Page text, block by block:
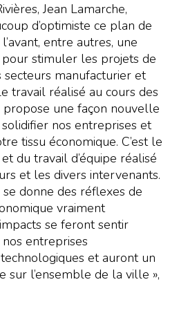
Jean Lamarche,
d’optimiste ce plan de
entre autres, une
stimuler les projets de
secteurs manufacturier et
travail réalisé au cours des
propose une façon nouvelle
nos entreprises et
tissu économique. C’est le
du travail d’équipe réalisé
et les divers intervenants.
donne des réflexes de
vraiment
se feront sentir
entreprises
et auront un
sur l’ensemble de la ville »,